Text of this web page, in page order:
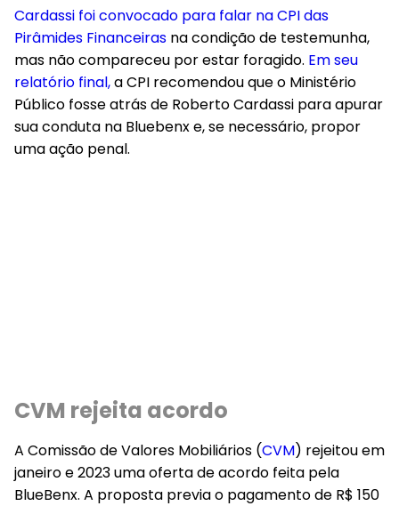
Cardassi foi convocado para falar na CPI das
Pirâmides Financeiras na condição de testemunha,
mas não compareceu por estar foragido. Em seu
relatório final,a CPI recomendou que o Ministério
Público fosse atrás de Roberto Cardassi para apurar
sua conduta na Bluebenx e, se necessário, propor
uma ação penal.
CVM rejeita acordo
A Comissão de Valores Mobiliários (CVM) rejeitou em
janeiro e 2023 uma oferta de acordo feita pela
BlueBenx. A proposta previa o pagamento de R$ 150